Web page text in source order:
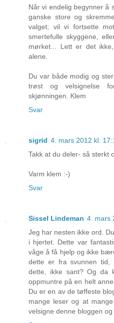
Når vi endelig begynner å
ganske store og
valget; vil vi fortsette
smertefulle skyggene,
mørket... Lett er det
alene.
Du var både modig og
trøst og velsignelse
skjønningen. Klem
Svar
sigrid 4. mars 2012 kl.
Takk at du deler- så sterkt
Varm klem :-)
Svar
Sissel Lindeman 4. mars
Jeg har nesten ikke ord.
i hjertet. Dette var
våge å få hjelp og ikke
dette er fra svunnen tid,
dette, ikke sant? Og da
oppmuntre på en helt
Du er en av de tøffeste
mange leser og at
velsigne denne bloggen